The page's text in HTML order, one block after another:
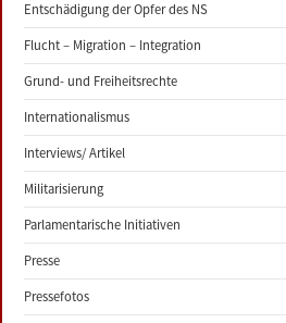
Entschädigung der Opfer des NS
Flucht – Migration – Integration
Grund- und Freiheitsrechte
Internationalismus
Interviews/ Artikel
Militarisierung
Parlamentarische Initiativen
Presse
Pressefotos